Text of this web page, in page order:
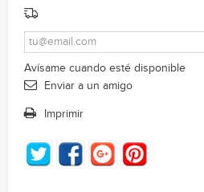
Avísame cuando esté disponible
Enviar a un amigo
Imprimir